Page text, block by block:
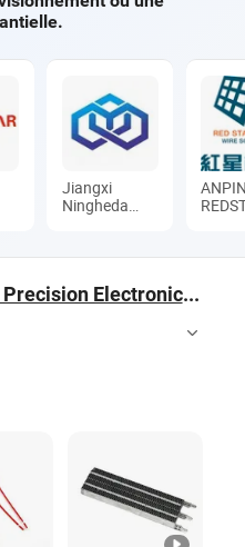
Jiangxi
Ningheda
Guangdong Ruiji Precision Electronics Co., Ltd